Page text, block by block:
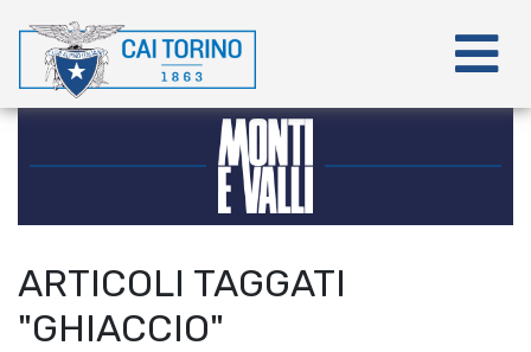
ARTICOLI TAGGATI
"GHIACCIO"